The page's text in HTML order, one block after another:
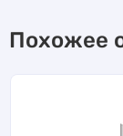
Похожее